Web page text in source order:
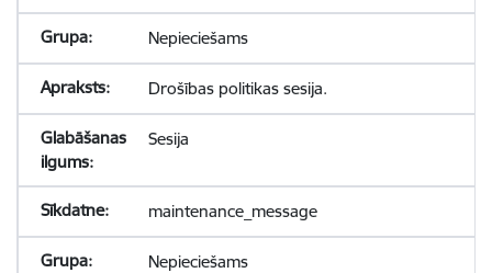
Nepieciešams
Drošības politikas sesija.
Sesija
maintenance_message
Nepieciešams